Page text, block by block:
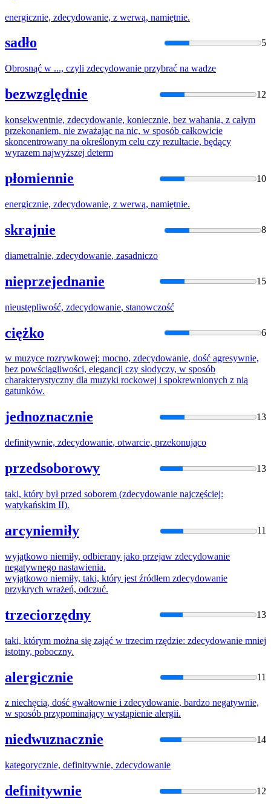
energicznie, zdecydowanie, z werwą, namiętnie.
sadło 5
Obrosnąć w ..., czyli zdecydowanie przybrać na wadze
bezwzględnie 12
konsekwentnie, zdecydowanie, koniecznie, bez wahania, z całym
przekonaniem, nie zważając na nic, w sposób całkowicie
skoncentrowany na określonym celu czy rezultacie, będący
wyrazem najwyższej determ
płomiennie 10
energicznie, zdecydowanie, z werwą, namiętnie.
skrajnie 8
diametralnie, zdecydowanie, zasadniczo
nieprzejednanie 15
nieustępliwość, zdecydowanie, stanowczość
ciężko 6
w muzyce rozrywkowej: mocno, zdecydowanie, dość agresywnie,
bez powściągliwości, elegancji czy słodyczy, w sposób
charakterystyczny dla muzyki rockowej i spokrewnionych z nią
gatunków.
jednoznacznie 13
definitywnie, zdecydowanie, otwarcie, przekonująco
przedsoborowy 13
taki, który był przed soborem (zdecydowanie najczęściej:
watykańskim II).
arcyniemiły 11
wyjątkowo niemiły, odbierany jako przejaw zdecydowanie
negatywnego nastawienia.
wyjątkowo niemiły, taki, który jest źródłem zdecydowanie
przykrych wrażeń, odczuć.
trzeciorzędny 13
taki, którym można się zająć w trzecim rzędzie: zdecydowanie mniej
istotny, poboczny.
alergicznie 11
z niechęcią, dość gwałtownie i zdecydowanie, bardzo negatywnie,
w sposób przypominający wystąpienie alergii.
niedwuznacznie 14
kategorycznie, definitywnie, zdecydowanie
definitywnie 12